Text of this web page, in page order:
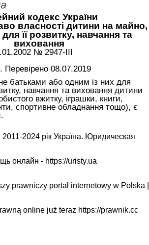
кодекс України
власності дитини на майно,
її розвитку, навчання та
виховання
№ 2947-III
Перевірено 08.07.2019
батьками або одним із них для
навчання та виховання дитини
вжитку, іграшки, книги,
спортивне обладнання тощо), є
2024 рік Україна. Юридическая
онлайн - https://uristy.ua
prawniczy portal internetowy w Polska |
online już teraz https://prawnik.cc